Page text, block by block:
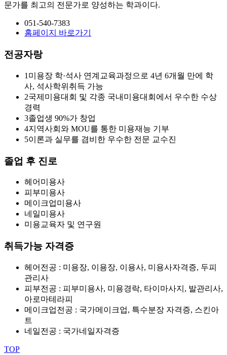
문가를 최고의 전문가로 양성하는 학과이다.
051-540-7383
홈페이지 바로가기
전공자랑
1 미용장 학·석사 연계교육과정으로 4년 6개월 만에 학
사, 석사학위취득 가능
2국제미용대회 및 각종 국내미용대회에서 우수한 수상
경력
3졸업생 90%가 창업
4지역사회와 MOU를 통한 미용재능 기부
5이론과 실무를 겸비한 우수한 전문 교수진
졸업 후 진로
헤어미용사
피부미용사
메이크업미용사
네일미용사
미용교육자 및 연구원
취득가능 자격증
헤어전공 : 미용장, 이용장, 이용사, 미용사자격증, 두피
관리사
피부전공 : 피부미용사, 미용경락, 타이마사지, 발관리사,
아로마테라피
메이크업전공 : 국가메이크업, 특수분장 자격증, 스킨아
트
네일전공 : 국가네일자격증
TOP